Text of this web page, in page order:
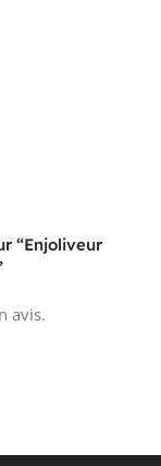
“Enjoliveur
avis.